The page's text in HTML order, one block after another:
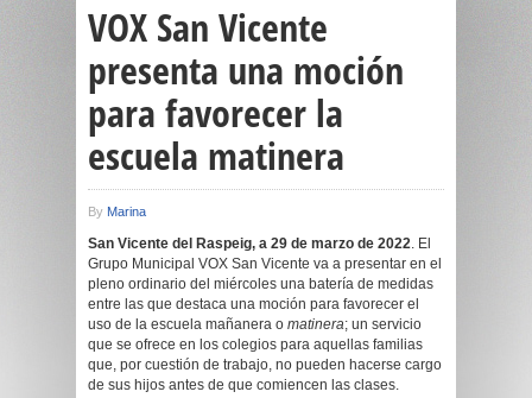
VOX San Vicente
presenta una moción
para favorecer la
escuela matinera
By Marina
San Vicente del Raspeig, a 29 de marzo de 2022. El
Grupo Municipal VOX San Vicente va a presentar en el
pleno ordinario del miércoles una batería de medidas
entre las que destaca una moción para favorecer el
uso de la escuela mañanera o matinera; un servicio
que se ofrece en los colegios para aquellas familias
que, por cuestión de trabajo, no pueden hacerse cargo
de sus hijos antes de que comiencen las clases.